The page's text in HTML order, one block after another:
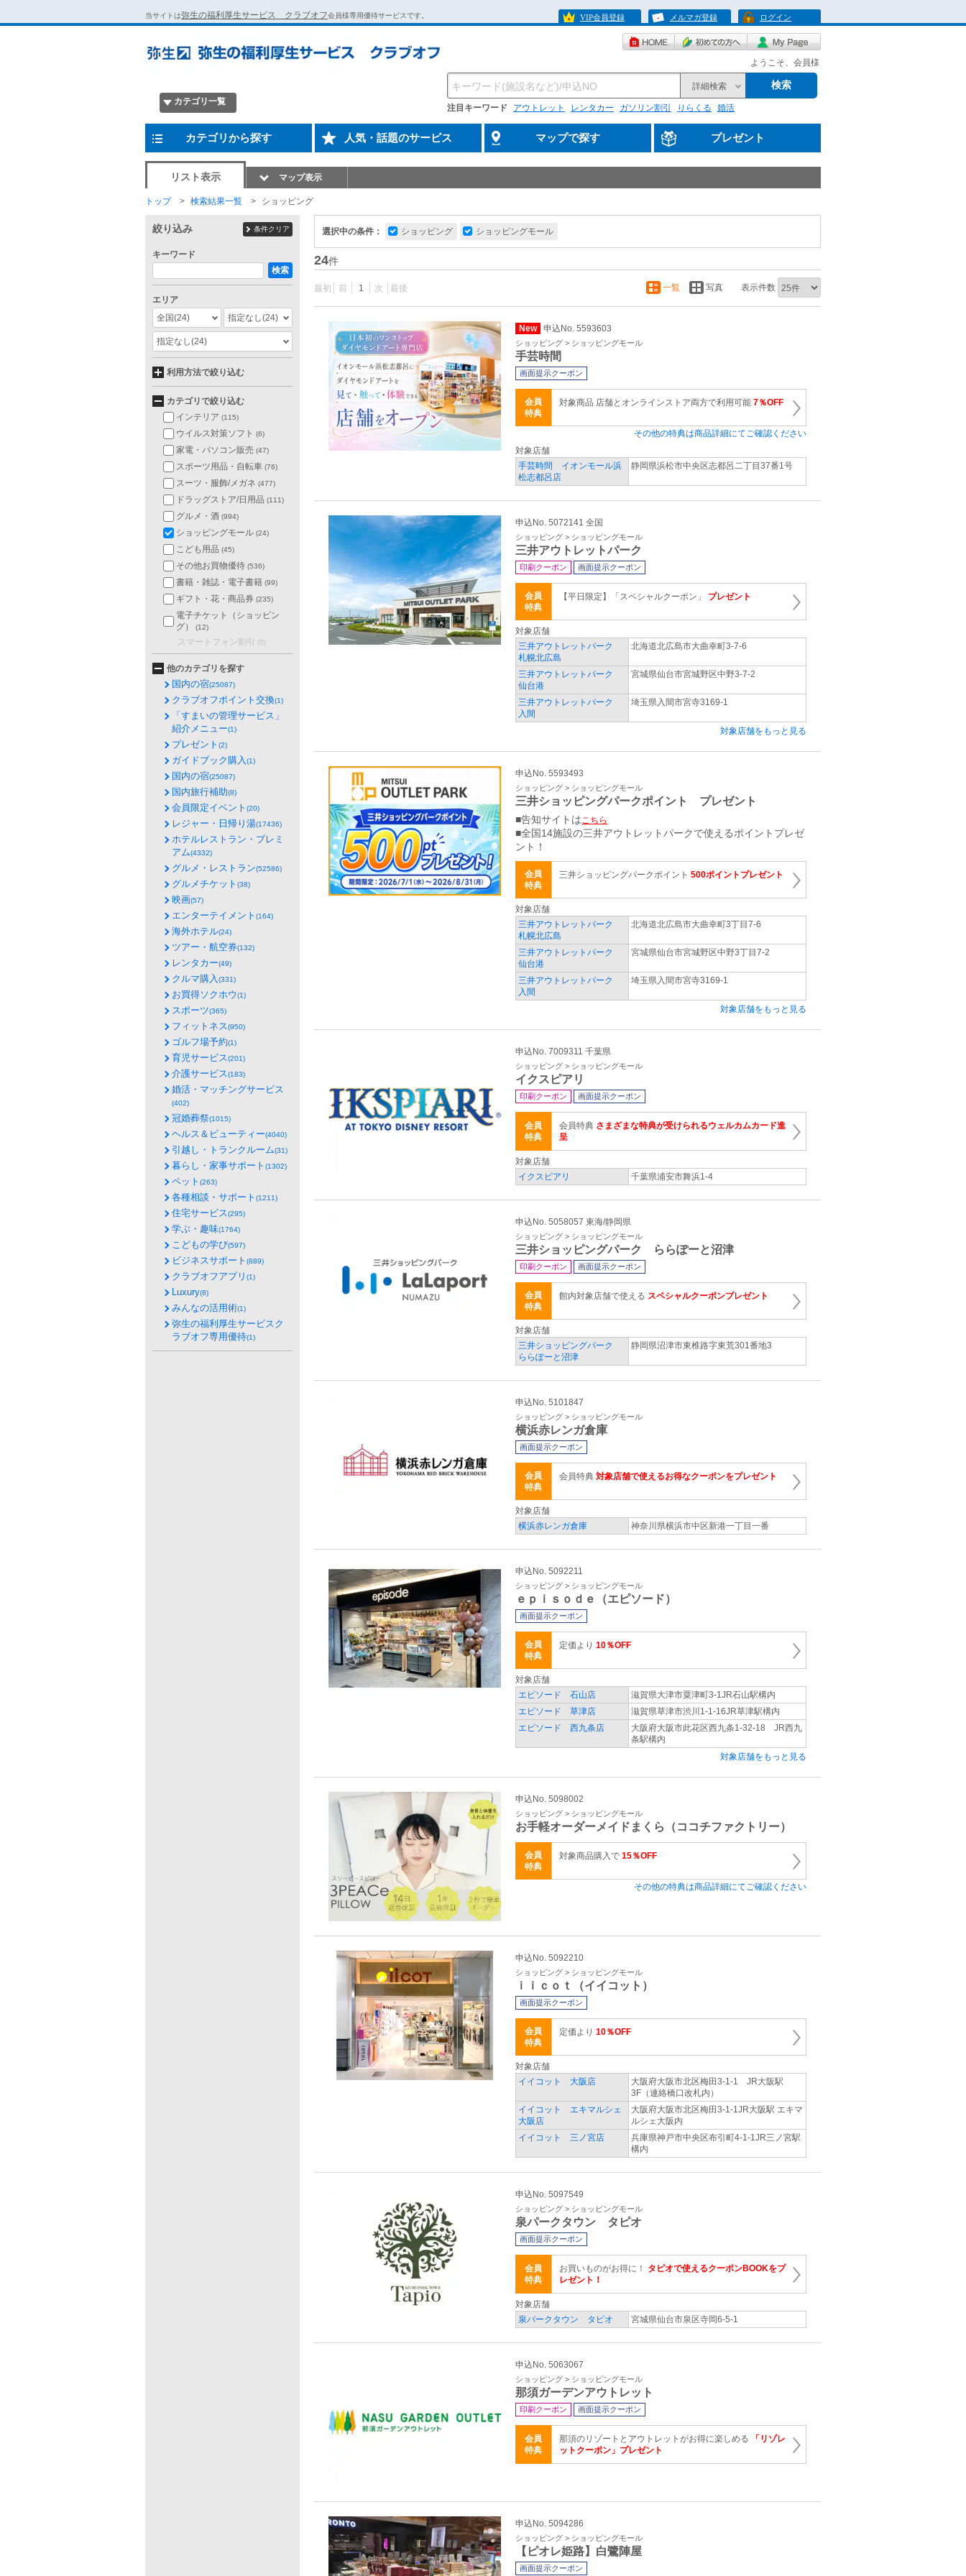
当サイトは弥生の福利厚生サービス クラブオフ会員様専用優待サービスです。 VIP会員登録 メルマガ登録 ログイン
ようこそ、会員様
カテゴリ一覧
詳細検索 検索
注目キーワード アウトレット レンタカー ガソリン割引 りらくる 婚活
カテゴリから探す 人気・話題のサービス マップで探す プレゼント
リスト表示 マップ表示
トップ 検索結果一覧 ショッピング
選択中の条件： ショッピング ショッピングモール
24件
最初 前 1 次 最後 一覧 写真 表示件数
New 申込No. 5593603
ショッピング > ショッピングモール
手芸時間
画面提示クーポン
会員
特典
対象商品 店舗とオンラインストア両方で利用可能 7％OFF
その他の特典は商品詳細にてご確認ください
対象店舗
手芸時間 イオンモール浜
松志都呂店
静岡県浜松市中央区志都呂二丁目37番1号
申込No. 5072141 全国
ショッピング > ショッピングモール
三井アウトレットパーク
印刷クーポン 画面提示クーポン
会員
特典
【平日限定】「スペシャルクーポン」 プレゼント
対象店舗
三井アウトレットパーク
札幌北広島
北海道北広島市大曲幸町3-7-6
三井アウトレットパーク
仙台港
宮城県仙台市宮城野区中野3-7-2
三井アウトレットパーク
入間
埼玉県入間市宮寺3169-1
対象店舗をもっと見る
申込No. 5593493
ショッピング > ショッピングモール
三井ショッピングパークポイント プレゼント
■告知サイトはこちら
■全国14施設の三井アウトレットパークで使えるポイントプレゼ
ント！
会員
特典
三井ショッピングパークポイント 500ポイントプレゼント
対象店舗
三井アウトレットパーク
札幌北広島
北海道北広島市大曲幸町3丁目7-6
三井アウトレットパーク
仙台港
宮城県仙台市宮城野区中野3丁目7-2
三井アウトレットパーク
入間
埼玉県入間市宮寺3169-1
対象店舗をもっと見る
申込No. 7009311 千葉県
ショッピング > ショッピングモール
イクスピアリ
印刷クーポン 画面提示クーポン
会員
特典
会員特典 さまざまな特典が受けられるウェルカムカード進
呈
対象店舗
イクスピアリ
千葉県浦安市舞浜1‐4
申込No. 5058057 東海/静岡県
ショッピング > ショッピングモール
三井ショッピングパーク ららぽーと沼津
印刷クーポン 画面提示クーポン
会員
特典
館内対象店舗で使える スペシャルクーポンプレゼント
対象店舗
三井ショッピングパーク
ららぽーと沼津
静岡県沼津市東椎路字東荒301番地3
申込No. 5101847
ショッピング > ショッピングモール
横浜赤レンガ倉庫
画面提示クーポン
会員
特典
会員特典 対象店舗で使えるお得なクーポンをプレゼント
対象店舗
横浜赤レンガ倉庫
神奈川県横浜市中区新港一丁目一番
申込No. 5092211
ショッピング > ショッピングモール
ｅｐｉｓｏｄｅ（エピソード）
画面提示クーポン
会員
特典
定価より 10％OFF
対象店舗
エピソード 石山店
滋賀県大津市粟津町3-1JR石山駅構内
エピソード 草津店
滋賀県草津市渋川1-1-16JR草津駅構内
エピソード 西九条店
大阪府大阪市此花区西九条1-32-18 JR西九
条駅構内
対象店舗をもっと見る
申込No. 5098002
ショッピング > ショッピングモール
お手軽オーダーメイドまくら（ココチファクトリー）
会員
特典
対象商品購入で 15％OFF
その他の特典は商品詳細にてご確認ください
申込No. 5092210
ショッピング > ショッピングモール
ｉｉｃｏｔ（イイコット）
画面提示クーポン
会員
特典
定価より 10％OFF
対象店舗
イイコット 大阪店
大阪府大阪市北区梅田3-1-1 JR大阪駅
3F（連絡橋口改札内）
イイコット エキマルシェ
大阪店
大阪府大阪市北区梅田3-1-1JR大阪駅 エキマ
ルシェ大阪内
イイコット 三ノ宮店
兵庫県神戸市中央区布引町4-1-1JR三ノ宮駅
構内
申込No. 5097549
ショッピング > ショッピングモール
泉パークタウン タピオ
画面提示クーポン
会員
特典
お買いものがお得に！ タピオで使えるクーポンBOOKをプ
レゼント！
対象店舗
泉パークタウン タピオ
宮城県仙台市泉区寺岡6-5-1
申込No. 5063067
ショッピング > ショッピングモール
那須ガーデンアウトレット
印刷クーポン 画面提示クーポン
会員
特典
那須のリゾートとアウトレットがお得に楽しめる
「リゾレ
ットクーポン」プレゼント
申込No. 5094286
ショッピング > ショッピングモール
【ピオレ姫路】白鷺陣屋
画面提示クーポン
絞り込み 条件クリア
キーワード
検索
エリア
全国(24) 指定なし(24)
指定なし(24)
利用方法で絞り込む
カテゴリで絞り込む
インテリア (115)
ウイルス対策ソフト (6)
家電・パソコン販売 (47)
スポーツ用品・自転車 (76)
スーツ・服飾/メガネ (477)
ドラッグストア/日用品 (111)
グルメ・酒 (994)
ショッピングモール (24)
こども用品 (45)
その他お買物優待 (536)
書籍・雑誌・電子書籍 (99)
ギフト・花・商品券 (235)
電子チケット（ショッピン
グ）
(12)
スマートフォン割引 (0)
他のカテゴリを探す
国内の宿(25087)
クラブオフポイント交換(1)
「すまいの管理サービス」
紹介メニュー(1)
プレゼント (2)
ガイドブック購入 (1)
国内の宿(25087)
国内旅行補助(8)
会員限定イベント (20)
レジャー・日帰り湯(17436)
ホテルレストラン・プレミ
アム(4332)
グルメ・レストラン(52586)
グルメチケット (38)
映画(57)
エンターテイメント (164)
海外ホテル(24)
ツアー・航空券(132)
レンタカー(49)
クルマ購入 (331)
お買得ソクホウ(1)
スポーツ(365)
フィットネス(950)
ゴルフ場予約(1)
育児サービス(201)
介護サービス(183)
婚活・マッチングサービス
(402)
冠婚葬祭(1015)
ヘルス＆ビューティー(4040)
引越し・トランクルーム(31)
暮らし・家事サポート (1302)
ペット (263)
各種相談・サポート (1211)
住宅サービス(295)
学ぶ・趣味(1764)
こどもの学び(597)
ビジネスサポート (889)
クラブオフアプリ (1)
Luxury(8)
みんなの活用術(1)
弥生の福利厚生サービスク
ラブオフ専用優待(1)